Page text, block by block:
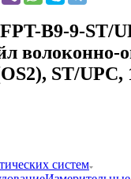
B9-9-ST/
волоконно-
ST/
систем